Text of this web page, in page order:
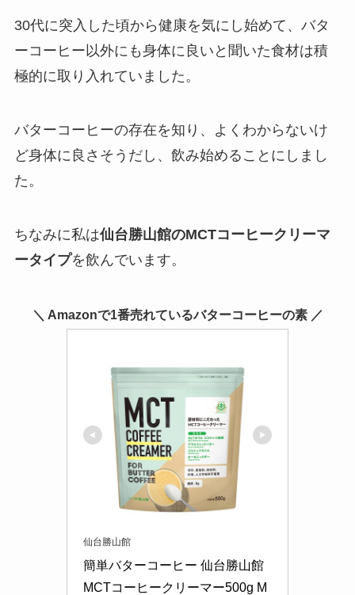
30代に突入した頃から健康を気にし始めて、バタ
ーコーヒー以外にも身体に良いと聞いた食材は積
極的に取り入れていました。
バターコーヒーの存在を知り、よくわからないけ
ど身体に良さそうだし、飲み始めることにしまし
た。
ちなみに私は仙台勝山館のMCTコーヒークリーマ
ータイプを飲んでいます。
＼ Amazonで1番売れているバターコーヒーの素 ／
仙台勝山館
簡単バターコーヒー 仙台勝山館
MCTコーヒークリーマー500g M